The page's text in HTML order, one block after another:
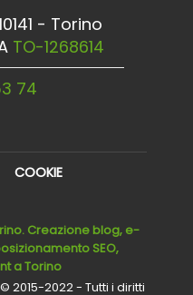
- Torino
TO-1268614
74
COOKIE
Creazione blog, e-
SEO,
a Torino
2015-2022 - Tutti i diritti